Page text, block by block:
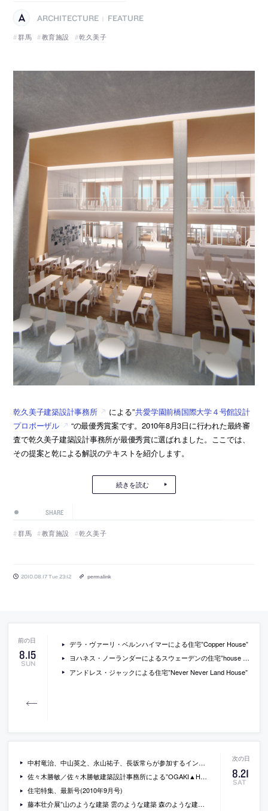
ARCHITECTURE
FEATURE
群馬
教育施設 乾久美子
乾久美子建築設計事務所 による”共愛学園前橋国際大学４号館設計
プロポーザル
“の最優秀賞案です。2010年8月3日に行われた最終審
査で乾久美子建築設計事務所が最優秀賞に選ばれました。ここでは、
その提案と乾による解説のテキストを紹介します。
続きを読む
SHARE
群馬 教育施設 乾久美子
2010.08.17 Tue 23:12 permalink
8.15
SUN
デラ・ヴァーリ・ベルンハイマーによる住宅”Copper House”
ヨハネス・ノーランダーによるスウェーデンの住宅”house tumle”
アンドレス・ジャックによる住宅”Never Never Land House”
8.21
SAT
中村竜治、中山英之、永山祐子、長坂常らが参加するインスタレーション”LLOVE”が代官山で開催
佐々木勝敏／佐々木勝敏建築設計事務所による”OGAKI▲HOUSE”
住宅特集、最新号(2010年9月号)
藤本壮介展”山のような建築 雲のような建築 森のような建築”の新しい会場写真